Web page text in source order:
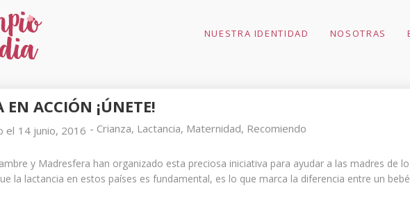
INFLUYE
TU MATERNIDAD
CÓMO PUEDE
APOYARTE TU
LÍMITES EN
ESCUELA
30
DICIEMBRE
ALIMENTACIÓN
INFANTIL Y
NUESTRA IDENTIDAD NOSOTRAS
EN ACCIÓN ¡ÚNETE!
el 14 junio, 2016 - Crianza, Lactancia, Maternidad, Recomiendo
y Madresfera han organizado esta preciosa iniciativa para ayudar a las madres de
la lactancia en estos países es fundamental, es lo que marca la diferencia entre un